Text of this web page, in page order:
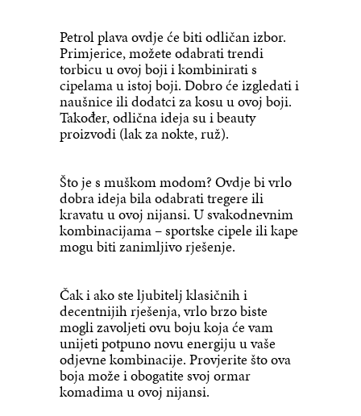
Petrol plava ovdje će biti odličan izbor.
Primjerice, možete odabrati trendi
torbicu u ovoj boji i kombinirati s
cipelama u istoj boji. Dobro će izgledati i
naušnice ili dodatci za kosu u ovoj boji.
Također, odlična ideja su i beauty
proizvodi (lak za nokte, ruž).
Što je s muškom modom? Ovdje bi vrlo
dobra ideja bila odabrati tregere ili
kravatu u ovoj nijansi. U svakodnevnim
kombinacijama – sportske cipele ili kape
mogu biti zanimljivo rješenje.
Čak i ako ste ljubitelj klasičnih i
decentnijih rješenja, vrlo brzo biste
mogli zavoljeti ovu boju koja će vam
unijeti potpuno novu energiju u vaše
odjevne kombinacije. Provjerite što ova
boja može i obogatite svoj ormar
komadima u ovoj nijansi.